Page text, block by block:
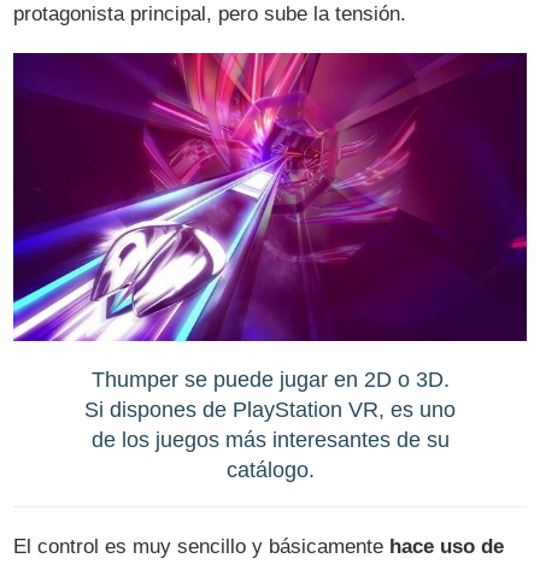
protagonista principal, pero sube la tensión.
Thumper se puede jugar en 2D o 3D.
Si dispones de PlayStation VR, es uno
de los juegos más interesantes de su
catálogo.
El control es muy sencillo y básicamente hace uso de